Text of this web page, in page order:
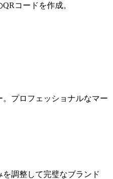
コードを作成。
プロフェッショナルなマー
調整して完璧なブランド